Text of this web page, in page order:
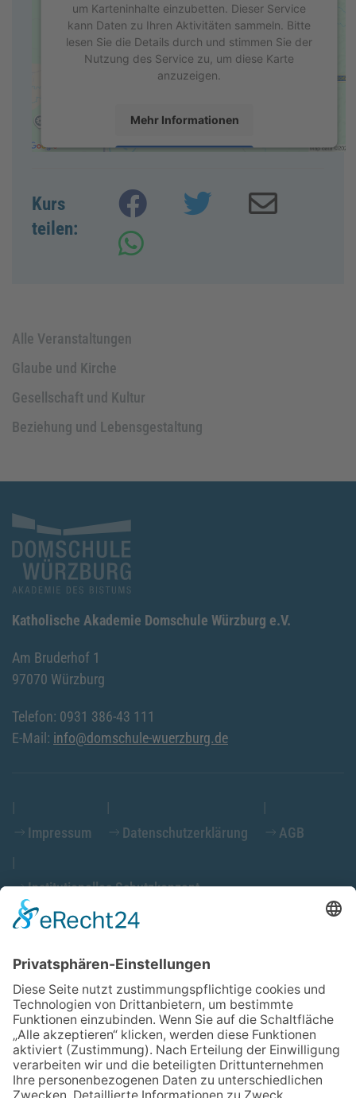
um Karteninhalte einzubetten. Dieser Service
kann Daten zu Ihren Aktivitäten sammeln. Bitte
lesen Sie die Details durch und stimmen Sie der
Nutzung des Service zu, um diese Karte
anzuzeigen.
Mehr Informationen
powered byUsercentrics Consent Management
Platform
& eRecht24
Kurs
teilen:
Alle Veranstaltungen
Glaube und Kirche
Gesellschaft und Kultur
Beziehung und Lebensgestaltung
Katholische Akademie Domschule Würzburg e.V.
Am Bruderhof 1
97070 Würzburg
Telefon: 0931 386-43 111
E-Mail: info@domschule-wuerzburg.de
Impressum Datenschutzerklärung AGB
Institutionelles Schutzkonzept